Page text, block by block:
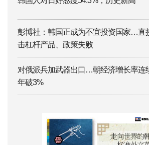
彭博社：韩国正成为不宜投资国家…直
击杠杆产品、政策失败
对俄派兵加武器出口…朝经济增长率连
年破3%